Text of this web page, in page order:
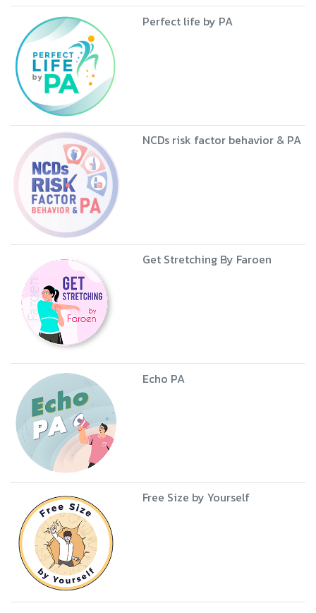
Perfect life by PA
NCDs risk factor behavior & PA
Get Stretching By Faroen
Echo PA
Free Size by Yourself